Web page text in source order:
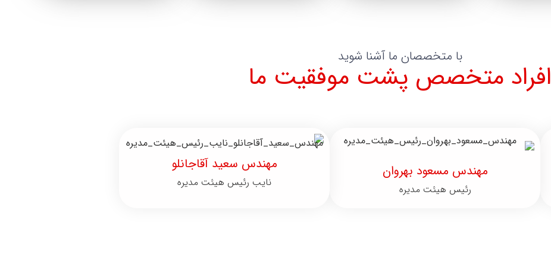
با متخصصان ما آشنا شوید
افراد متخصص پشت موفقیت ما
مهندس مسعود بهروان
رئیس هیئت مدیره
مهندس سعید آقاجانلو
نایب رئیس هیئت مدیره